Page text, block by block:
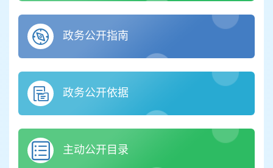
政务公开指南
政务公开依据
主动公开目录